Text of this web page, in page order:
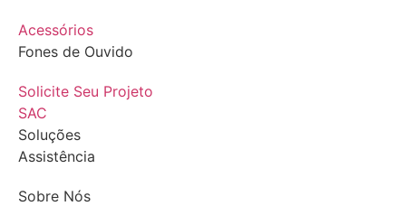
Acessórios
Fones de Ouvido
Solicite Seu Projeto
SAC
Soluções
Assistência
Sobre Nós